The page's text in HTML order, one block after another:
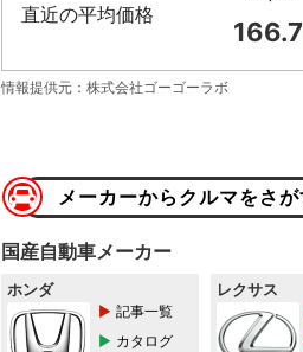
直近の平均価格
166.7
情報提供元：株式会社ゴーゴーラボ
メーカーからクルマをさが
国産自動車メーカー
ホンダ
記事一覧
カタログ
レクサス